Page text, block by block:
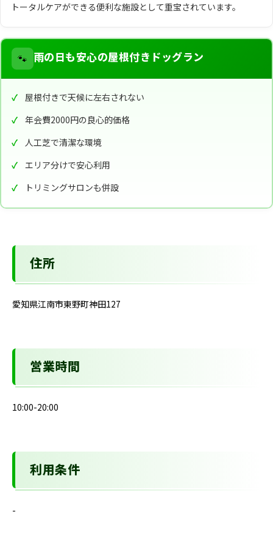
トータルケアができる便利な施設として重宝されています。
🐾 雨の日も安心の屋根付きドッグラン
屋根付きで天候に左右されない
年会費2000円の良心的価格
人工芝で清潔な環境
エリア分けで安心利用
トリミングサロンも併設
住所
愛知県江南市東野町神田127
営業時間
10:00-20:00
利用条件
-